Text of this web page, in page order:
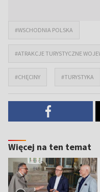
#WSCHODNIA POLSKA
#ATRAKCJE TURYSTYCZNE
#CHĘCINY #TURYSTYKA
Więcej na ten temat